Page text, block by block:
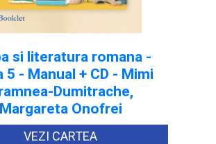
si literatura romana -
5 - Manual + CD - Mimi
Dumitrache,
Margareta Onofrei
VEZI CARTEA